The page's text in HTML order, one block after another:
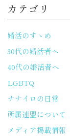
カテゴリ
婚活のすゝめ
30代の婚活者へ
40代の婚活者へ
LGBTQ
ナナイロの日常
所属連盟について
メディア掲載情報